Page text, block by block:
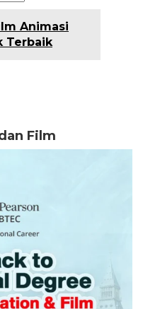
Animasi
Terbaik
Film